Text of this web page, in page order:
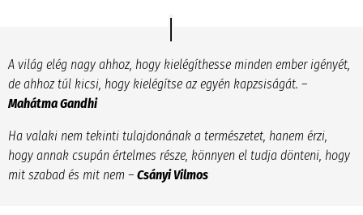
A világ elég nagy ahhoz, hogy kielégíthesse minden ember igényét,
de ahhoz túl kicsi, hogy kielégítse az egyén kapzsiságát. –
Mahátma Gandhi
Ha valaki nem tekinti tulajdonának a természetet, hanem érzi,
hogy annak csupán értelmes része, könnyen el tudja dönteni, hogy
mit szabad és mit nem – Csányi Vilmos